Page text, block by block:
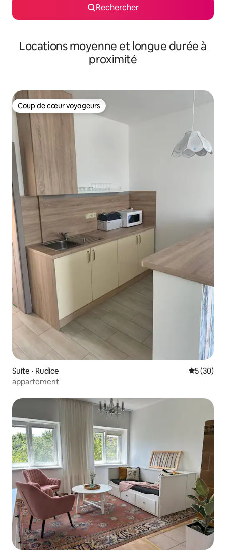
Rechercher
Locations moyenne et longue durée à
proximité
Coup de cœur voyageurs
Coup de cœur voyageurs
Suite ⋅ Rudice
5 (30)
appartement